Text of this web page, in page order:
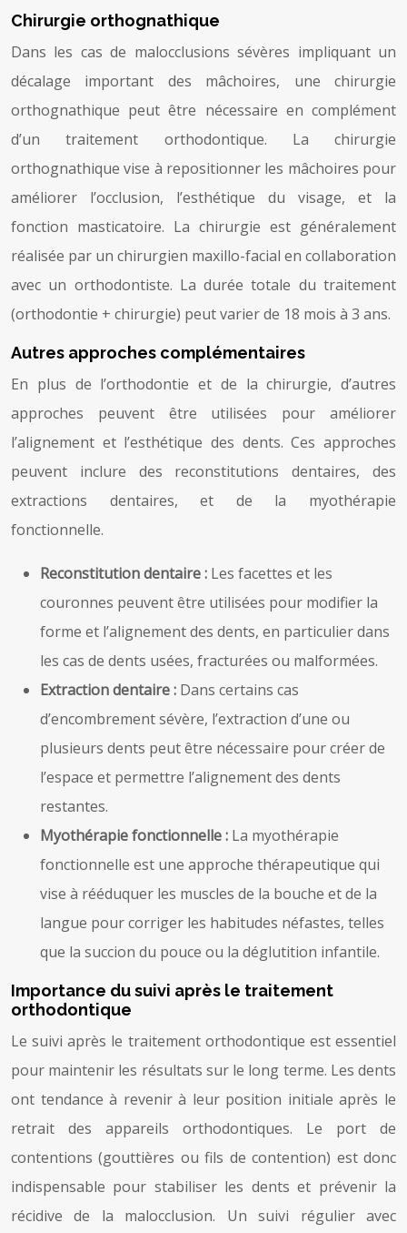
Chirurgie orthognathique
Dans les cas de malocclusions sévères impliquant un
décalage important des mâchoires, une chirurgie
orthognathique peut être nécessaire en complément
d’un traitement orthodontique. La chirurgie
orthognathique vise à repositionner les mâchoires pour
améliorer l’occlusion, l’esthétique du visage, et la
fonction masticatoire. La chirurgie est généralement
réalisée par un chirurgien maxillo-facial en collaboration
avec un orthodontiste. La durée totale du traitement
(orthodontie + chirurgie) peut varier de 18 mois à 3 ans.
Autres approches complémentaires
En plus de l’orthodontie et de la chirurgie, d’autres
approches peuvent être utilisées pour améliorer
l’alignement et l’esthétique des dents. Ces approches
peuvent inclure des reconstitutions dentaires, des
extractions dentaires, et de la myothérapie
fonctionnelle.
Reconstitution dentaire : Les facettes et les
couronnes peuvent être utilisées pour modifier la
forme et l’alignement des dents, en particulier dans
les cas de dents usées, fracturées ou malformées.
Extraction dentaire : Dans certains cas
d’encombrement sévère, l’extraction d’une ou
plusieurs dents peut être nécessaire pour créer de
l’espace et permettre l’alignement des dents
restantes.
Myothérapie fonctionnelle : La myothérapie
fonctionnelle est une approche thérapeutique qui
vise à rééduquer les muscles de la bouche et de la
langue pour corriger les habitudes néfastes, telles
que la succion du pouce ou la déglutition infantile.
Importance du suivi après le traitement
orthodontique
Le suivi après le traitement orthodontique est essentiel
pour maintenir les résultats sur le long terme. Les dents
ont tendance à revenir à leur position initiale après le
retrait des appareils orthodontiques. Le port de
contentions (gouttières ou fils de contention) est donc
indispensable pour stabiliser les dents et prévenir la
récidive de la malocclusion. Un suivi régulier avec